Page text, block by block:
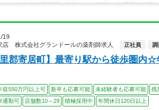
19
株式会社グランドールの薬剤師求人
正社員 調
里郡寄居町】最寄り駅から徒歩圏
収550万円以上可 新卒も応募可能 未経験者も応募可能 残
通勤可
店舗数10～29 積極採用中 年間休日120日以上